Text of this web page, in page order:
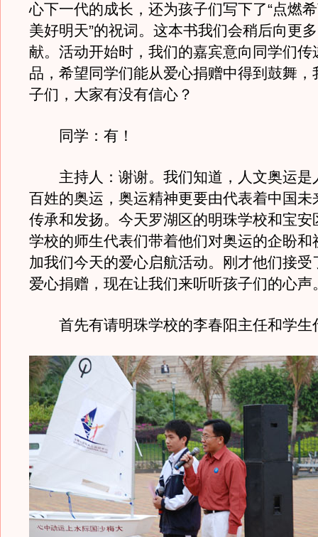
心下一代的成长，还为孩子们写下了“点燃
美好明天”的祝词。这本书我们会稍后向更
献。活动开始时，我们的嘉宾意向同学们传
品，希望同学们能从爱心捐赠中得到鼓舞，
子们，大家有没有信心？
同学：有！
主持人：谢谢。我们知道，人文奥运是
百姓的奥运，奥运精神更要由代表着中国未
传承和发扬。今天罗湖区的明珠学校和宝安
学校的师生代表们带着他们对奥运的企盼和
加我们今天的爱心启航活动。刚才他们接受
爱心捐赠，现在让我们来听听孩子们的心声
首先有请明珠学校的李春阳主任和学生